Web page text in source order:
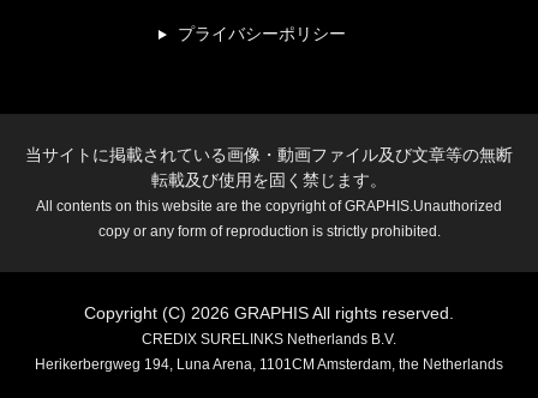
プライバシーポリシー
当サイトに掲載されている画像・動画ファイル及び文章等の無断
転載及び使用を固く禁じます。
All contents on this website are the copyright of GRAPHIS.Unauthorized
copy or any form of reproduction is strictly prohibited.
Copyright (C) 2026 GRAPHIS All rights reserved.
CREDIX SURELINKS Netherlands B.V.
Herikerbergweg 194, Luna Arena, 1101CM Amsterdam, the Netherlands